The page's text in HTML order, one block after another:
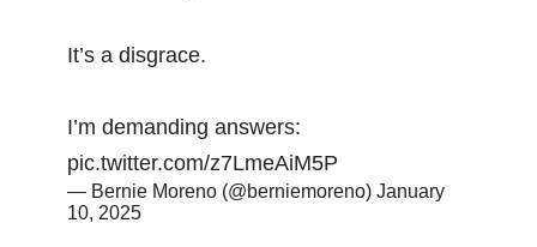
It’s a disgrace.
I’m demanding answers:
pic.twitter.com/z7LmeAiM5P
— Bernie Moreno (@berniemoreno) January
10, 2025